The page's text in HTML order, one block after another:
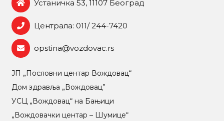
Устаничка 53, 11107 Београд
Централа: 011/ 244-7420
opstina@vozdovac.rs
ЈП „Пословни центар Вождовац“
Дом здравља „Вождовац”
УСЦ „Вождовац“ на Бањици
„Вождовачки центар – Шумице“